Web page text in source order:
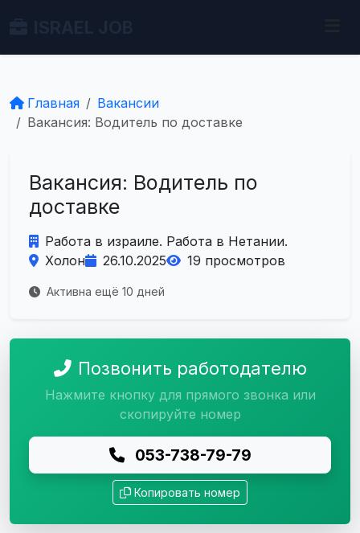
Главная
Вакансии
Вакансия: Водитель по доставке
Вакансия: Водитель по
доставке
Работа в израиле. Работа в Нетании.
Холон
26.10.2025 19 просмотров
Активна ещё 10 дней
Позвонить работодателю
Нажмите кнопку для прямого звонка или
скопируйте номер
053-738-79-79
Копировать номер